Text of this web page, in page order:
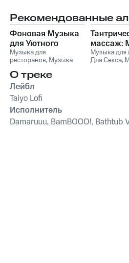
Рекомендованные
Фоновая Музыка
для Уютного
Вечера в
Ресторане
Музыка для
ресторанов, Музыка
Фоновая музыка
Музыка для завтрака
Детские колыбельные
Спокойная фоновая
музыка
массаж:
для
Музыка для
Для Секса,
О треке
Лейбл
Taiyo Lofi
Исполнитель
Damaruuu, BamBOOO!, Bathtub